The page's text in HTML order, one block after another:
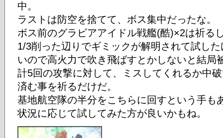
中。
ラストは防空を捨てて、ボス集中だったな。
ボス前のグラビアアイドル戦艦(酷)×2は祈る
1/3削った辺りでギミックが解明されて試し
いので高火力で吹き飛ばすとかしないと結局
計5回の攻撃に対して、ミスしてくれるか中
済む事を祈るだけだ。
基地航空隊の半分をこちらに回すという手も
状況に応じて試してみた方が良いかもね。